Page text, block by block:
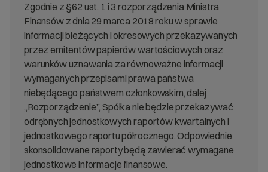
Zgodnie z §62 ust. 1 i 3 rozporządzenia Ministra
Finansów z dnia 29 marca 2018 roku w sprawie
informacji bieżących i okresowych przekazywanych
przez emitentów papierów wartościowych oraz
warunków uznawania za równoważne informacji
wymaganych przepisami prawa państwa
niebędącego państwem członkowskim, dalej
„Rozporządzenie”, Spółka nie będzie przekazywać
odrębnych jednostkowych raportów kwartalnych i
jednostkowego raportu półrocznego. Odpowiednie
skonsolidowane raporty będą zawierać wymagane
jednostkowe informacje finansowe.